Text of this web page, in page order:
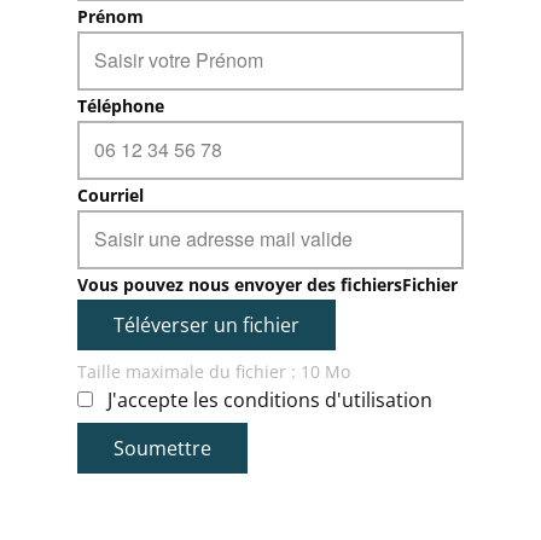
Prénom
Téléphone
Courriel
Vous pouvez nous envoyer des fichiersFichier
Téléverser un fichier
Taille maximale du fichier : 10 Mo
J'accepte les conditions d'utilisation
Soumettre